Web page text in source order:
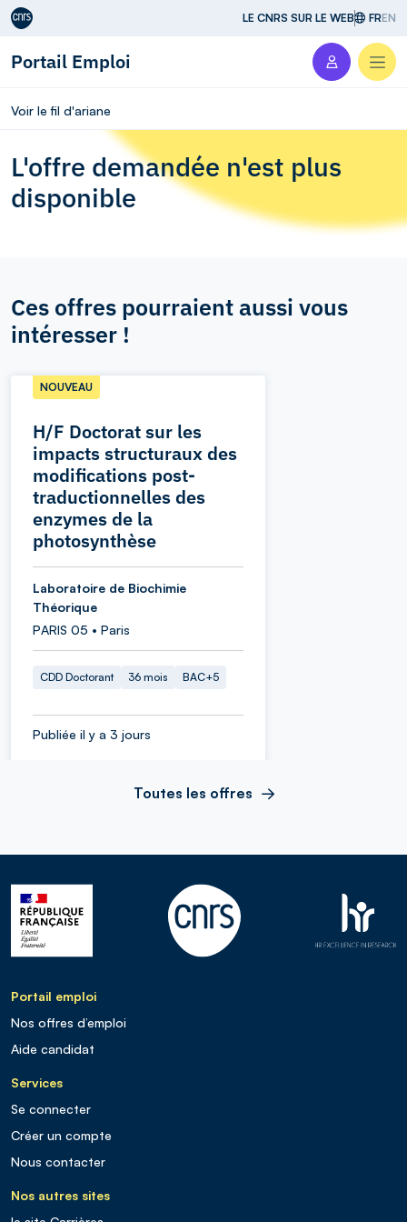
Aller au contenu LE CNRS SUR LE WEB FREN
Portail Emploi
Voir le fil d'ariane
L'offre demandée n'est plus
disponible
Ces offres pourraient aussi vous
intéresser !
H/F Doctorat sur les
impacts structuraux des
modifications post-
traductionnelles des
enzymes de la
photosynthèse
NOUVEAU
Laboratoire de Biochimie
Théorique
PARIS 05 • Paris
CDD Doctorant 36 mois BAC+5
Publiée il y a 3 jours
Toutes les offres
Portail emploi
Nos offres d’emploi
Aide candidat
Services
Se connecter
Créer un compte
Nous contacter
Nos autres sites